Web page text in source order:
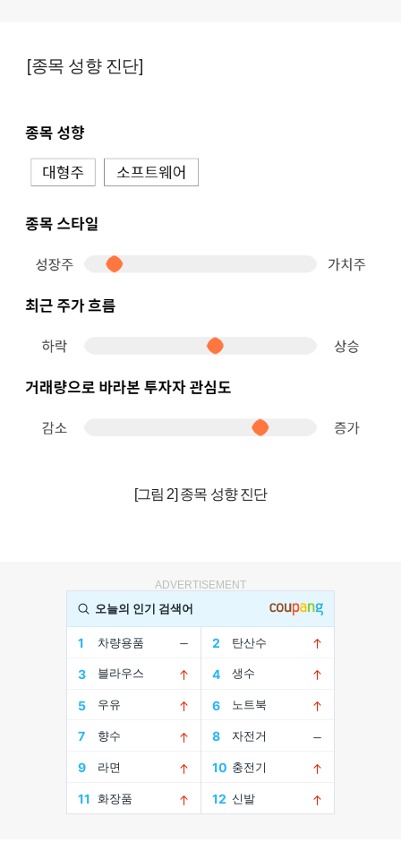
[종목 성향 진단]
[그림 2] 종목 성향 진단
ADVERTISEMENT